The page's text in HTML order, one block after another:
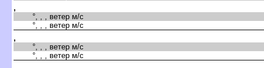
,
°, , , ветер м/с
°, , , ветер м/с
,
°, , , ветер м/с
°, , , ветер м/с